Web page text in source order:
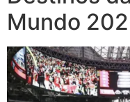
Mundo